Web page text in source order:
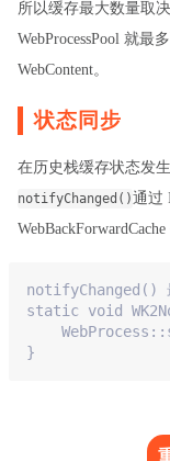
所以缓存最大数量取
WebProcessPool 就
WebContent。
状态同步
在历史栈缓存状态发
notifyChanged()通过
notifyChanged ()
static void
    WebProcess
::
}